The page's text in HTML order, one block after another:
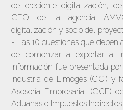
de creciente digitalización,
CEO de la agencia
digitalización y socio del
- Las 10 cuestiones que deben
de comenzar a exportar al
información fue presentada
Industria de Limoges (CCI) y
Asesoría Empresarial (CCE)
Aduanas e Impuestos